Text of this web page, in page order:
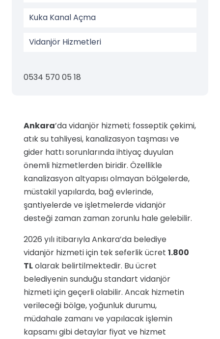
Kuka Kanal Açma
Vidanjör Hizmetleri
0534 570 05 18
Ankara’da vidanjör hizmeti; fosseptik çekimi,
atık su tahliyesi, kanalizasyon taşması ve
gider hattı sorunlarında ihtiyaç duyulan
önemli hizmetlerden biridir. Özellikle
kanalizasyon altyapısı olmayan bölgelerde,
müstakil yapılarda, bağ evlerinde,
şantiyelerde ve işletmelerde vidanjör
desteği zaman zaman zorunlu hale gelebilir.
2026 yılı itibarıyla Ankara’da belediye
vidanjör hizmeti için tek seferlik ücret 1.800
TLolarak belirtilmektedir. Bu ücret
belediyenin sunduğu standart vidanjör
hizmeti için geçerli olabilir. Ancak hizmetin
verileceği bölge, yoğunluk durumu,
müdahale zamanı ve yapılacak işlemin
kapsamı gibi detaylar fiyat ve hizmet